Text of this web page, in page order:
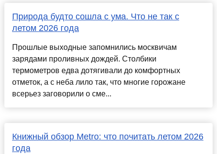
Природа будто сошла с ума. Что не так с
летом 2026 года
Прошлые выходные запомнились москвичам
зарядами проливных дождей. Столбики
термометров едва дотягивали до комфортных
отметок, а с неба лило так, что многие горожане
всерьез заговорили о сме...
Книжный обзор Metro: что почитать летом 2026
года